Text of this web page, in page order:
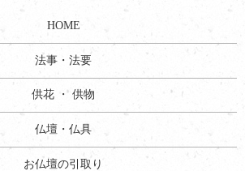
HOME
法事・法要
供花 ・ 供物
仏壇・仏具
お仏壇の引取り